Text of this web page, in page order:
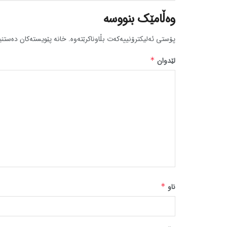
وەڵامێک بنووسە
پۆستی ئەلیکترۆنییەکەت بڵاوناکرێتەوە. خانە پێویستەکان
لێدوان *
ناو *